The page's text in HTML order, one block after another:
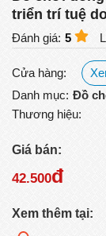
triển trí tuệ
Đánh giá: 5
Cửa hàng:
Danh mục: Đồ
Thương hiệu:
Giá bán:
42.500đ
Xem thêm tại: